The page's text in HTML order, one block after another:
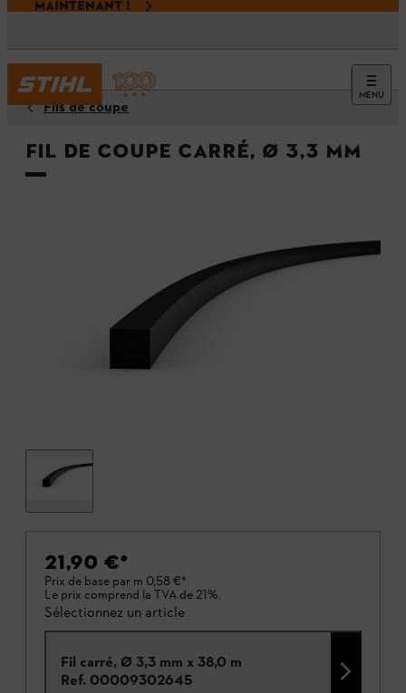
MAINTENANT !
MENU
Fils de coupe
Fil de coupe carré, Ø 3,3 mm
21,90 €*
Prix de base par m 0,58 €*
Le prix comprend la TVA de 21%.
Sélectionnez un article
Fil carré, Ø 3,3 mm x 38,0 m
Ref. 00009302645